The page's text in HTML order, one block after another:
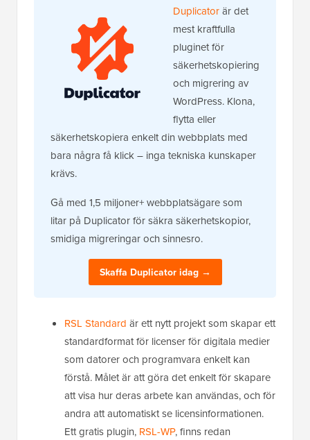
Duplicatorär det
mest kraftfulla
pluginet för
säkerhetskopiering
och migrering av
WordPress. Klona,
flytta eller
säkerhetskopiera enkelt din webbplats med
bara några få klick – inga tekniska kunskaper
krävs.
Gå med 1,5 miljoner+ webbplatsägare som
litar på Duplicator för säkra säkerhetskopior,
smidiga migreringar och sinnesro.
Skaffa Duplicator idag →
RSL Standard är ett nytt projekt som skapar ett
standardformat för licenser för digitala medier
som datorer och programvara enkelt kan
förstå. Målet är att göra det enkelt för skapare
att visa hur deras arbete kan användas, och för
andra att automatiskt se licensinformationen.
Ett gratis plugin, RSL-WP, finns redan